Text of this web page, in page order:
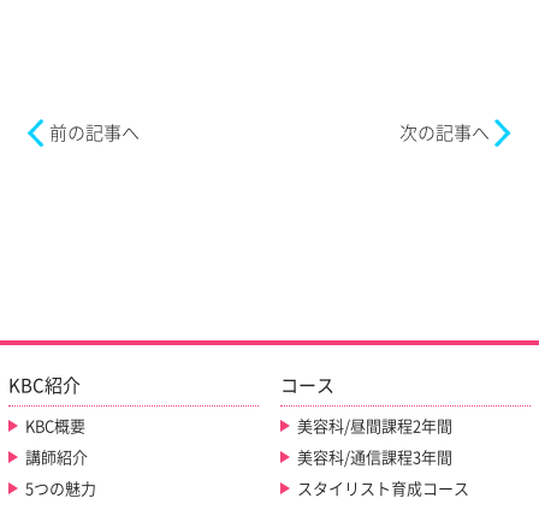
前の記事へ 次の記事へ
KBC紹介
KBC概要
講師紹介
5つの魅力
コース
美容科/昼間課程2年間
美容科/通信課程3年間
スタイリスト育成コース